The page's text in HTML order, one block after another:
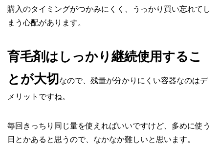
購入のタイミングがつかみにくく、うっかり買い忘れてし
まう心配があります。
育毛剤はしっかり継続使用するこ
とが大切 なので、残量が分かりにくい容器なのはデ
メリットですね。
毎回きっちり同じ量を使えればいいですけど、多めに使う
日とかあると思うので、なかなか難しいと思います。